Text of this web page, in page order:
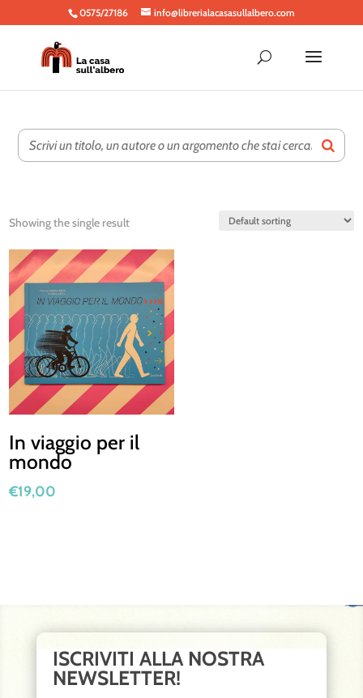
0575/27186 info@librerialacasasullalbero.com
Showing the single result
In viaggio per il
mondo
€19,00
ISCRIVITI ALLA NOSTRA
NEWSLETTER!